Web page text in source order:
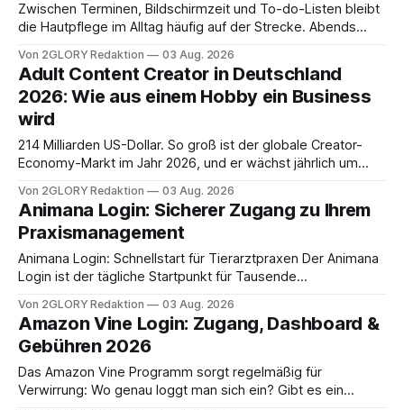
Zwischen Terminen, Bildschirmzeit und To-do-Listen bleibt
die Hautpflege im Alltag häufig auf der Strecke. Abends
Drogerie – mehr ist zeitlich oft nicht drin. Dabei reagiert die
Haut empfindlich auf Stress, Schlafmangel und
Umwelteinflüsse: Sie wirkt müde, spannt oder neigt zu
Unreinheiten. Professionelle
Von 2GLORY Redaktion 03 Aug. 2026
Adult Content Creator in Deutschland
2026: Wie aus einem Hobby ein Business
wird
214 Milliarden US-Dollar. So groß ist der globale Creator-
Economy-Markt im Jahr 2026, und er wächst jährlich um
ist längst ein ernstzunehmender Wirtschaftszweig. Weltweit
sind über 200 Millionen Menschen als Creator aktiv, allein in
Deutschland geht der Markt in
Von 2GLORY Redaktion 03 Aug. 2026
Animana Login: Sicherer Zugang zu Ihrem
Praxismanagement
Animana Login: Schnellstart für Tierarztpraxen Der Animana
Login ist der tägliche Startpunkt für Tausende
URL login.animana.com aufgerufen werden, direkt im
Browser, ohne lokale Software. Um sich einzuloggen,
benötigen Sie Ihre Authentifizierungs-E-Mail-Adresse und
Ihr Passwort. Animana nutzt ein
Von 2GLORY Redaktion 03 Aug. 2026
Amazon Vine Login: Zugang, Dashboard &
Gebühren 2026
Das Amazon Vine Programm sorgt regelmäßig für
Verwirrung: Wo genau loggt man sich ein? Gibt es ein